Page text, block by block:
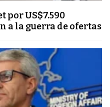
por US$7.590
a la guerra de ofertas